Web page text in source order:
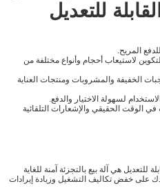
للتعديل
المريح.
لاستيعاب أحجام وأنواع مختلفة من
الخفيفة والمشروبات ومنتجات العناية
لسهولة الاختيار والدفع.
الوقت الحقيقي والإشعارات التلقائية
للتعديل هي آلة بيع بالتجزئة آمنة للغاية
على خفض تكاليف التشغيل وزيادة إيرادات